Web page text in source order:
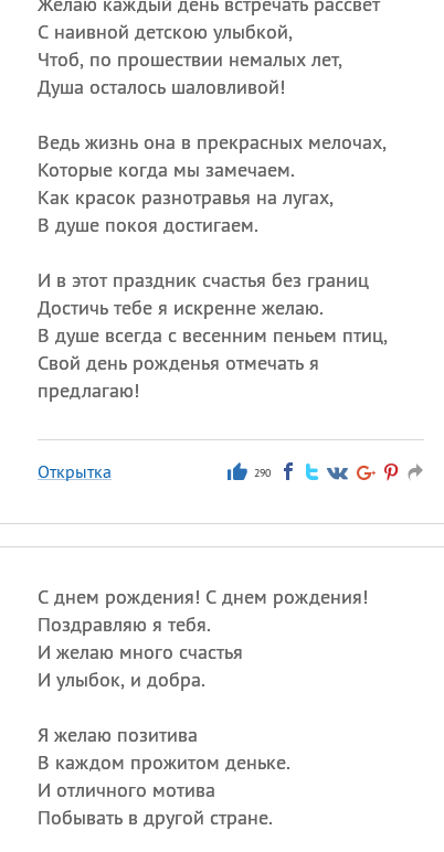
С наивной детскою улыбкой,
Чтоб, по прошествии немалых лет,
Душа осталось шаловливой!
Ведь жизнь она в прекрасных мелочах,
Которые когда мы замечаем.
Как красок разнотравья на лугах,
В душе покоя достигаем.
И в этот праздник счастья без границ
Достичь тебе я искренне желаю.
В душе всегда с весенним пеньем птиц,
Свой день рожденья отмечать я
предлагаю!
Открытка 290
С днем рождения! С днем рождения!
Поздравляю я тебя.
И желаю много счастья
И улыбок, и добра.
Я желаю позитива
В каждом прожитом деньке.
И отличного мотива
Побывать в другой стране.